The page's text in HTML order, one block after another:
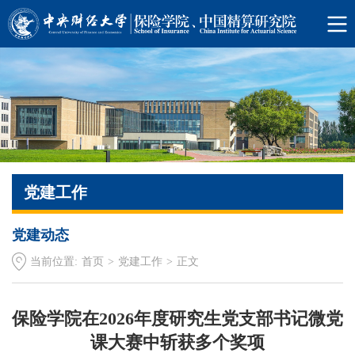
党建工作
党建动态
当前位置: 首页 > 党建工作 > 正文
保险学院在2026年度研究生党支部书记微党
课大赛中斩获多个奖项